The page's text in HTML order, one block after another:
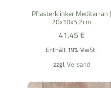
Pflasterklinker Mediterran |
20x10x5,2cm
41,45 €
Enthält 19% MwSt.
zzgl. Versand